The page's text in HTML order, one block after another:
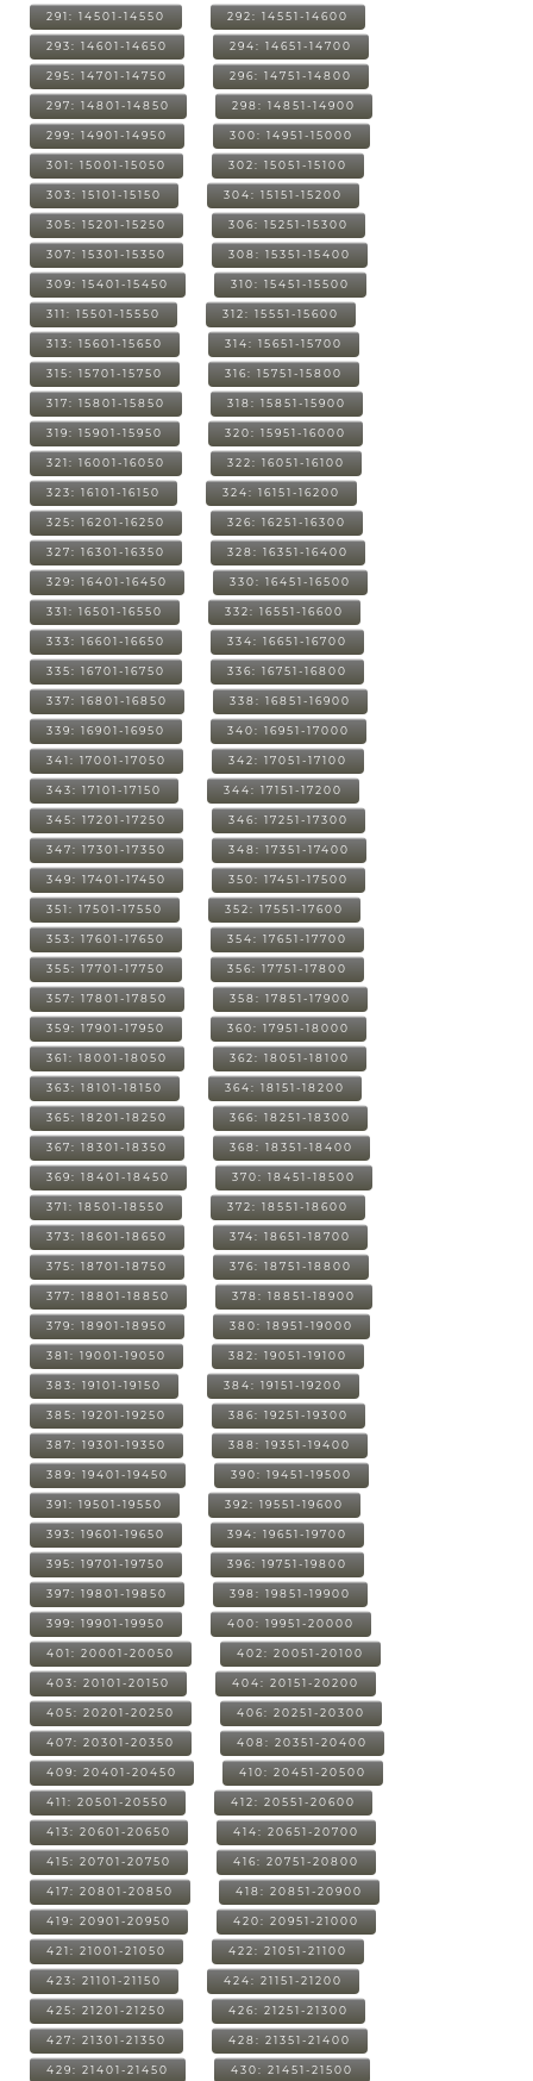
291: 14501-14550 292: 14551-14600
293: 14601-14650 294: 14651-14700
295: 14701-14750 296: 14751-14800
297: 14801-14850 298: 14851-14900
299: 14901-14950 300: 14951-15000
301: 15001-15050 302: 15051-15100
303: 15101-15150 304: 15151-15200
305: 15201-15250 306: 15251-15300
307: 15301-15350 308: 15351-15400
309: 15401-15450 310: 15451-15500
311: 15501-15550 312: 15551-15600
313: 15601-15650 314: 15651-15700
315: 15701-15750 316: 15751-15800
317: 15801-15850 318: 15851-15900
319: 15901-15950 320: 15951-16000
321: 16001-16050 322: 16051-16100
323: 16101-16150 324: 16151-16200
325: 16201-16250 326: 16251-16300
327: 16301-16350 328: 16351-16400
329: 16401-16450 330: 16451-16500
331: 16501-16550 332: 16551-16600
333: 16601-16650 334: 16651-16700
335: 16701-16750 336: 16751-16800
337: 16801-16850 338: 16851-16900
339: 16901-16950 340: 16951-17000
341: 17001-17050 342: 17051-17100
343: 17101-17150 344: 17151-17200
345: 17201-17250 346: 17251-17300
347: 17301-17350 348: 17351-17400
349: 17401-17450 350: 17451-17500
351: 17501-17550 352: 17551-17600
353: 17601-17650 354: 17651-17700
355: 17701-17750 356: 17751-17800
357: 17801-17850 358: 17851-17900
359: 17901-17950 360: 17951-18000
361: 18001-18050 362: 18051-18100
363: 18101-18150 364: 18151-18200
365: 18201-18250 366: 18251-18300
367: 18301-18350 368: 18351-18400
369: 18401-18450 370: 18451-18500
371: 18501-18550 372: 18551-18600
373: 18601-18650 374: 18651-18700
375: 18701-18750 376: 18751-18800
377: 18801-18850 378: 18851-18900
379: 18901-18950 380: 18951-19000
381: 19001-19050 382: 19051-19100
383: 19101-19150 384: 19151-19200
385: 19201-19250 386: 19251-19300
387: 19301-19350 388: 19351-19400
389: 19401-19450 390: 19451-19500
391: 19501-19550 392: 19551-19600
393: 19601-19650 394: 19651-19700
395: 19701-19750 396: 19751-19800
397: 19801-19850 398: 19851-19900
399: 19901-19950 400: 19951-20000
401: 20001-20050 402: 20051-20100
403: 20101-20150 404: 20151-20200
405: 20201-20250 406: 20251-20300
407: 20301-20350 408: 20351-20400
409: 20401-20450 410: 20451-20500
411: 20501-20550 412: 20551-20600
413: 20601-20650 414: 20651-20700
415: 20701-20750 416: 20751-20800
417: 20801-20850 418: 20851-20900
419: 20901-20950 420: 20951-21000
421: 21001-21050 422: 21051-21100
423: 21101-21150 424: 21151-21200
425: 21201-21250 426: 21251-21300
427: 21301-21350 428: 21351-21400
429: 21401-21450 430: 21451-21500